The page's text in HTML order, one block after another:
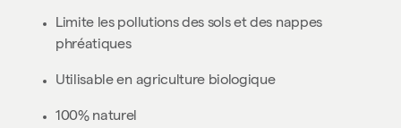
Limite les pollutions des sols et des nappes
phréatiques
Utilisable en agriculture biologique
100% naturel